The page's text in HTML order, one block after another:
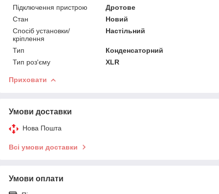
Підключення пристрою
Дротове
Стан
Новий
Спосіб установки/
кріплення
Настільний
Тип
Конденсаторний
Тип роз'єму
XLR
Приховати
Умови доставки
Нова Пошта
Всі умови доставки
Умови оплати